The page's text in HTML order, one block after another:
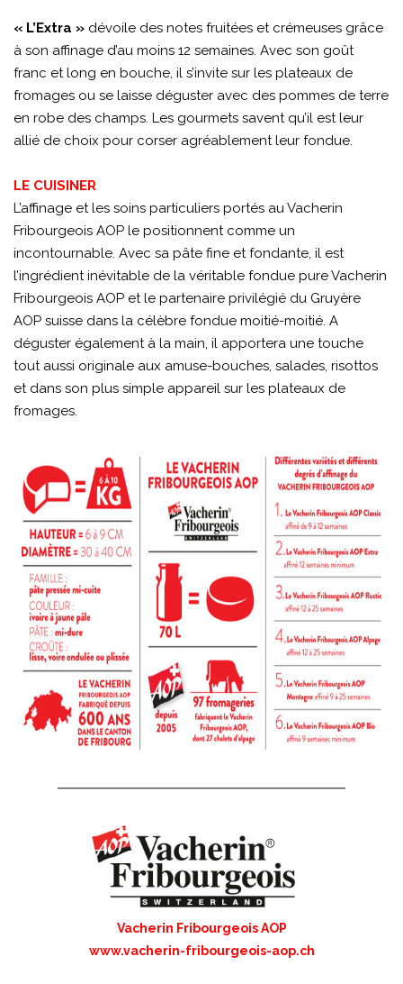
« L’Extra » dévoile des notes fruitées et crémeuses grâce
à son affinage d’au moins 12 semaines. Avec son goût
franc et long en bouche, il s’invite sur les plateaux de
fromages ou se laisse déguster avec des pommes de terre
en robe des champs. Les gourmets savent qu’il est leur
allié de choix pour corser agréablement leur fondue.
LE CUISINER
L’affinage et les soins particuliers portés au Vacherin
Fribourgeois AOP le positionnent comme un
incontournable. Avec sa pâte fine et fondante, il est
l’ingrédient inévitable de la véritable fondue pure Vacherin
Fribourgeois AOP et le partenaire privilégié du Gruyère
AOP suisse dans la célèbre fondue moitié-moitié. A
déguster également à la main, il apportera une touche
tout aussi originale aux amuse-bouches, salades, risottos
et dans son plus simple appareil sur les plateaux de
fromages.
Vacherin Fribourgeois AOP
www.vacherin-fribourgeois-aop.ch